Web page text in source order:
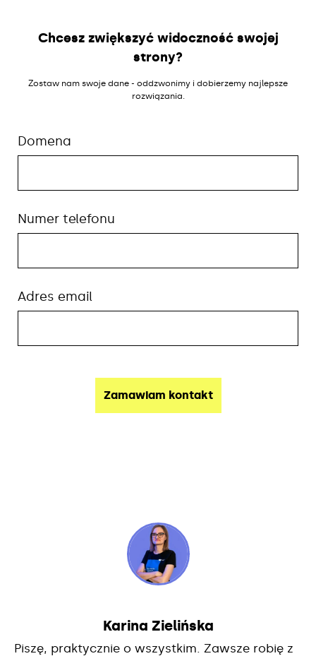
Chcesz zwiększyć widoczność swojej
strony?
Zostaw nam swoje dane - oddzwonimy i dobierzemy najlepsze
rozwiązania.
Domena
Numer telefonu
Adres email
Karina Zielińska
Piszę, praktycznie o wszystkim. Zawsze robię z